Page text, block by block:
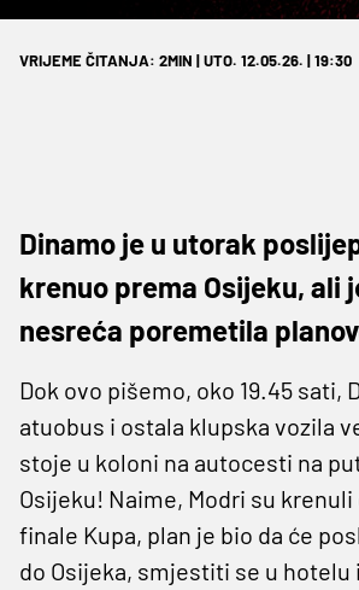
VRIJEME ČITANJA: 2MIN | UTO. 12.05.26. | 19:30
Dinamo je u utorak
krenuo prema Osijeku, ali
nesreća poremetila
Dok ovo pišemo, oko 19.45 sati,
atuobus i ostala klupska vozila
stoje u koloni na autocesti na
Osijeku! Naime, Modri su krenuli
finale Kupa, plan je bio da će
do Osijeka, smjestiti se u